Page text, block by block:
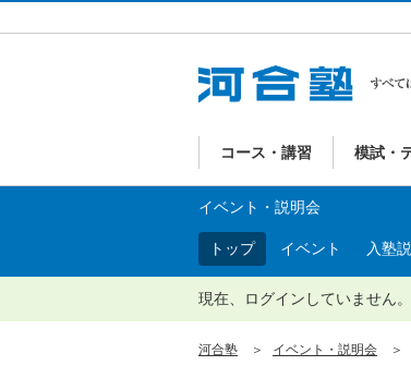
コース・講習 模試・
イベント・説明会
トップ イベント 入塾
現在、ログインしていません。
河合塾 イベント・説明会